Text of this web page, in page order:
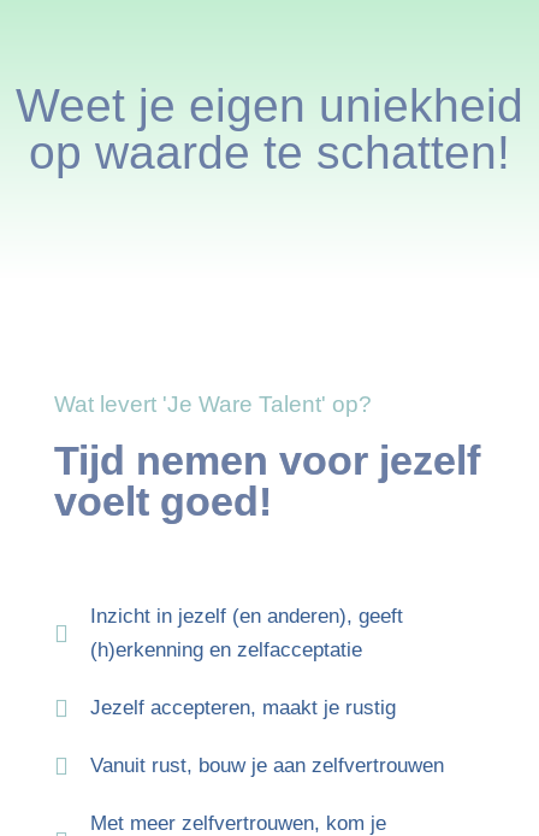
Weet je eigen uniekheid
op waarde te schatten!
Wat levert 'Je Ware Talent' op?
Tijd nemen voor jezelf
voelt goed!
Inzicht in jezelf (en anderen), geeft
(h)erkenning en zelfacceptatie
Jezelf accepteren, maakt je rustig
Vanuit rust, bouw je aan zelfvertrouwen
Met meer zelfvertrouwen, kom je